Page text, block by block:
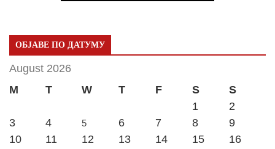
ОБЈАВЕ ПО ДАТУМУ
August 2026
M
T W T F S
S
1
2
3
4 5 6 7 8
9
10
11 12 13 14 15
16